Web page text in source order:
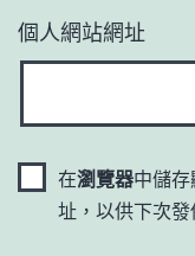
個人網站網址
在瀏覽器中儲
址，以供下次發